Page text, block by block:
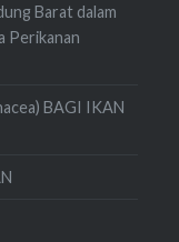
Barat dalam
Perikanan
BAGI IKAN